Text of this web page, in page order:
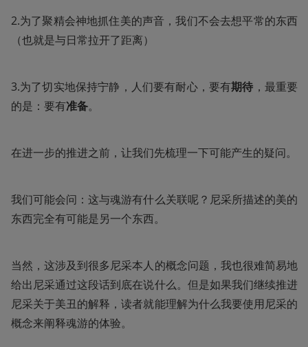
2.为了聚精会神地抓住美的声音，我们不会去想平常的东西
（也就是与日常拉开了距离）
3.为了切实地保持宁静，人们要有耐心，要有期待 ，最重要
的是：要有准备。
在进一步的推进之前，让我们先梳理一下可能产生的疑问。
我们可能会问：这与魂游有什么关联呢？尼采所描述的美的
东西完全有可能是另一个东西。
当然，这涉及到很多尼采本人的概念问题，我也很难简易地
给出尼采通过这段话到底在说什么。但是如果我们继续推进
尼采关于美丑的解释，读者就能理解为什么我要使用尼采的
概念来阐释魂游的体验。